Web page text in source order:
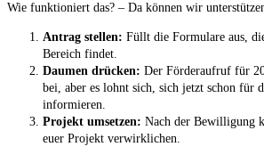
Wie funk­tio­niert das? – Da kön­nen wir
Antrag stel­len: Füllt die For­mu­la­re aus,
Bereich findet.
Dau­men drü­cken: Der För­der­auf­ruf für
bei, aber es lohnt sich, sich jetzt schon für
informieren.
Pro­jekt umset­zen: Nach der Bewil­li­gung
euer Pro­jekt verwirklichen.